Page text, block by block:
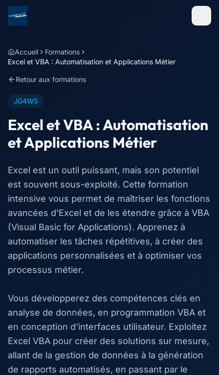
Menu
Accueil
Formations
Excel et VBA : Automatisation et Applications Métier
Retour aux formations
JG4W5
Excel et VBA : Automatisation
et Applications Métier
Excel est un outil puissant, mais son potentiel
est souvent sous-exploité. Cette formation
intensive vous permet de maîtriser les fonctions
avancées d'Excel et de les étendre grâce à VBA
(Visual Basic for Applications). Apprenez à
automatiser les tâches répétitives, à créer des
applications personnalisées et à optimiser vos
processus métier.
Vous développerez des compétences clés en
analyse de données, en programmation VBA et
en conception d'interfaces utilisateur. Exploitez
Excel VBA pour créer des solutions sur mesure,
allant de la gestion de données à la génération
de rapports automatisés, en passant par le